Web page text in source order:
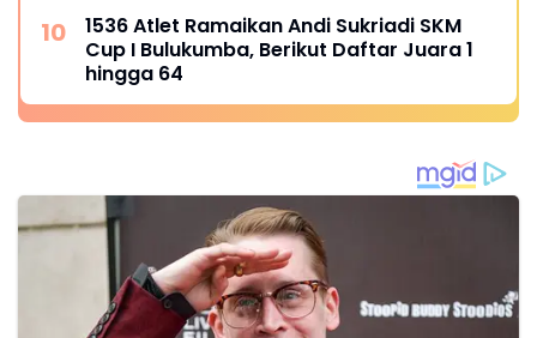
1536 Atlet Ramaikan Andi Sukriadi SKM
Cup I Bulukumba, Berikut Daftar Juara 1
hingga 64